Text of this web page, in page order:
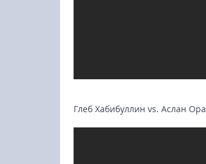
Глеб Хабибуллин vs. Аслан